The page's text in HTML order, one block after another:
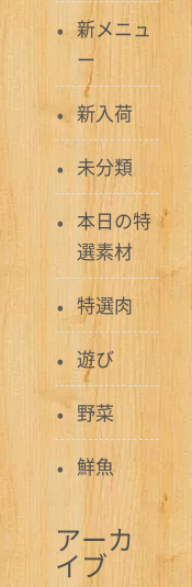
新メニュ
ー
新入荷
未分類
本日の特
選素材
特選肉
遊び
野菜
鮮魚
アーカ
イブ